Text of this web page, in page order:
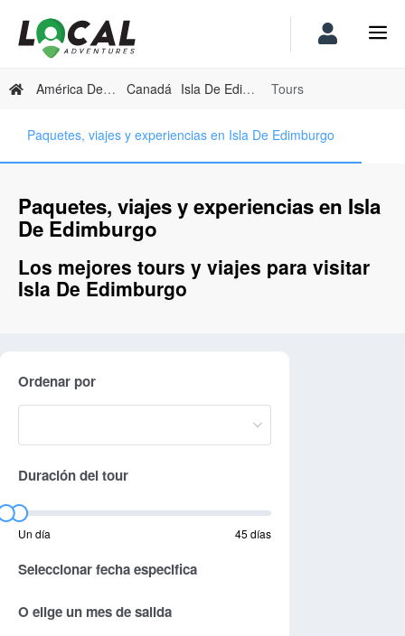
América Del Norte Canadá Isla De Edimburgo Tours
Paquetes, viajes y experiencias en Isla De Edimburgo
Paquetes, viajes y experiencias en Isla
De Edimburgo
Los mejores tours y viajes para visitar
Isla De Edimburgo
Ordenar por
Duración del tour
Un día 45 días
Seleccionar fecha especifica
O elige un mes de salida